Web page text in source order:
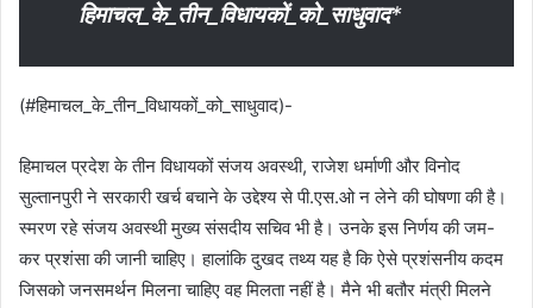
हिमाचल_के_तीन_विधायकों_को_साधुवाद*
(#हिमाचल_के_तीन_विधायकों_को_साधुवाद)-
हिमाचल प्रदेश के तीन विधायकों संजय अवस्थी, राजेश धर्माणी और विनोद
सुल्तानपुरी ने सरकारी खर्च बचाने के उद्देश्य से पी.एस.ओ न लेने की घोषणा की है।
स्मरण रहे संजय अवस्थी मुख्य संसदीय सचिव भी है। उनके इस निर्णय की जम-
कर प्रशंसा की जानी चाहिए। हालांकि दुखद तथ्य यह है कि ऐसे प्रशंसनीय कदम
जिसको जनसमर्थन मिलना चाहिए वह मिलता नहीं है। मैने भी बतौर मंत्री मिलने